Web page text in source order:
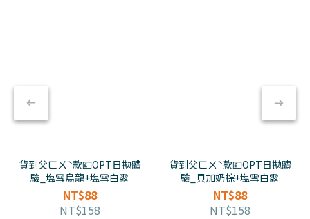
貨到父ㄈㄨˋ款💷OPT日拋體
驗_塩雪烏龍+塩雪白露
NT$88
NT$158
貨到父ㄈㄨˋ款💷OPT日拋體
驗_貝加奶棕+塩雪白露
NT$88
NT$158